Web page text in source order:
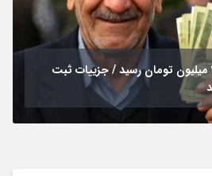
وام بازنشستگان به ۲۰۰ میلیون تومان رسید / جزییات ثبت